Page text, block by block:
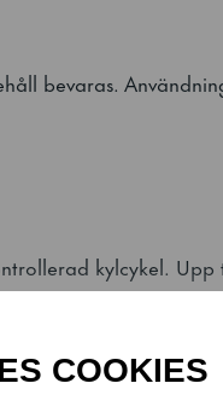
COOKIES
bevaras.
kylcykel. Upp